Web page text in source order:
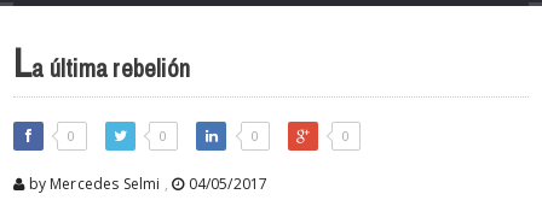
La última rebelión
0 0 0 0
by Mercedes Selmi , 04/05/2017